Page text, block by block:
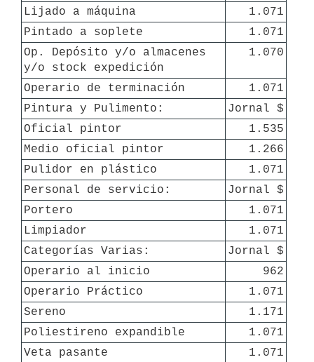
Lijado a máquina
1.071
Pintado a soplete
1.071
Op. Depósito y/o almacenes
y/o stock expedición
1.070
Operario de terminación
1.071
Pintura y Pulimento:
Jornal $
Oficial pintor
1.535
Medio oficial pintor
1.266
Pulidor en plástico
1.071
Personal de servicio:
Jornal $
Portero
1.071
Limpiador
1.071
Categorías Varias:
Jornal $
Operario al inicio
962
Operario Práctico
1.071
Sereno
1.171
Poliestireno expandible
1.071
Veta pasante
1.071